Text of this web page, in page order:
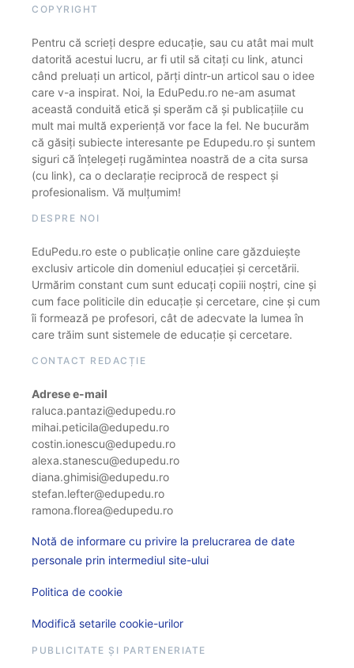
COPYRIGHT
Pentru că scrieți despre educație, sau cu atât mai mult
datorită acestui lucru, ar fi util să citați cu link, atunci
când preluați un articol, părți dintr-un articol sau o idee
care v-a inspirat. Noi, la EduPedu.ro ne-am asumat
această conduită etică și sperăm că și publicațiile cu
mult mai multă experiență vor face la fel. Ne bucurăm
că găsiți subiecte interesante pe Edupedu.ro și suntem
siguri că înțelegeți rugămintea noastră de a cita sursa
(cu link), ca o declarație reciprocă de respect și
profesionalism. Vă mulțumim!
DESPRE NOI
EduPedu.ro este o publicație online care găzduiește
exclusiv articole din domeniul educației și cercetării.
Urmărim constant cum sunt educați copiii noștri, cine și
cum face politicile din educație și cercetare, cine și cum
îi formează pe profesori, cât de adecvate la lumea în
care trăim sunt sistemele de educație și cercetare.
CONTACT REDACȚIE
Adrese e-mail
raluca.pantazi@edupedu.ro
mihai.peticila@edupedu.ro
costin.ionescu@edupedu.ro
alexa.stanescu@edupedu.ro
diana.ghimisi@edupedu.ro
stefan.lefter@edupedu.ro
ramona.florea@edupedu.ro
Notă de informare cu privire la prelucrarea de date
personale prin intermediul site-ului
Politica de cookie
Modifică setarile cookie-urilor
PUBLICITATE ȘI PARTENERIATE